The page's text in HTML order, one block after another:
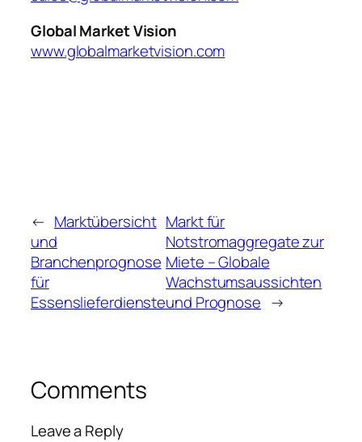
Global Market Vision
www.globalmarketvision.com
← Marktübersicht
und
Branchenprognose
für
Essenslieferdienste
Markt für
Notstromaggregate zur
Miete – Globale
Wachstumsaussichten
und Prognose →
Comments
Leave a Reply